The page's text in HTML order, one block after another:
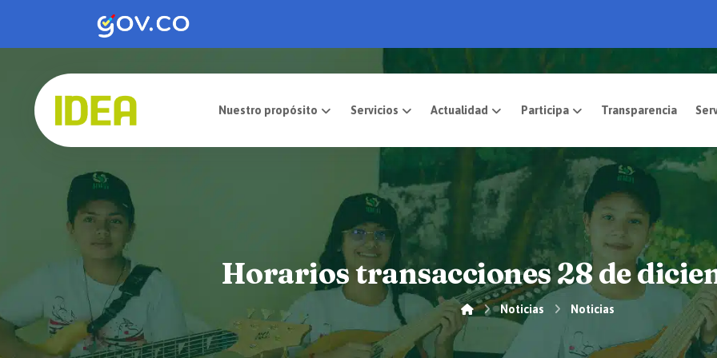
Horarios transacciones 28 de
Noticias Noticias